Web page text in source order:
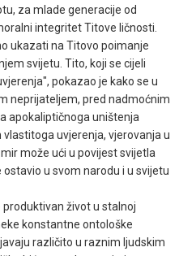
za mlade generacije od
integritet Titove ličnosti.
ukazati na Titovo poimanje
svijetu. Tito, koji se cijeli
pokazao je kako se u
neprijateljem, pred nadmoćnim
apokaliptičnoga uništenja
uvjerenja, vjerovanja u
može ući u povijest svijetla
u svom narodu i u svijetu
život u stalnoj
konstantne ontološke
različito u raznim ljudskim